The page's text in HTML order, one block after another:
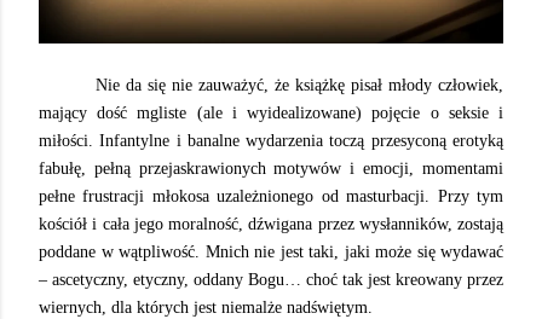
Nie da się nie zauważyć, że książkę pisał młody człowiek,
mający dość mgliste (ale i wyidealizowane) pojęcie o seksie i
miłości. Infantylne i banalne wydarzenia toczą przesyconą erotyką
fabułę, pełną przejaskrawionych motywów i emocji, momentami
pełne frustracji młokosa uzależnionego od masturbacji. Przy tym
kościół i cała jego moralność, dźwigana przez wysłanników, zostają
poddane w wątpliwość. Mnich nie jest taki, jaki może się wydawać
– ascetyczny, etyczny, oddany Bogu… choć tak jest kreowany przez
wiernych, dla których jest niemalże nadświętym.